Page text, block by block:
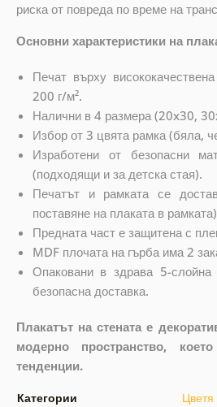
риска от повреда по време на
Основни характеристики на
Печат върху
200 г/м².
Налични в 4 размера (20x30,
Избор от 3 цвята рамка (бяла,
Изработени от безопасни
(подходящи и за детска стая).
Печатът и рамката се
поставяне на плаката в
Предната част е защитена с
MDF плочата на гърба има 2
Опаковани в здрава 5-слойна
безопасна доставка.
Плакатът на стената е
модерно пространство,
тенденции.
Категории Цветя